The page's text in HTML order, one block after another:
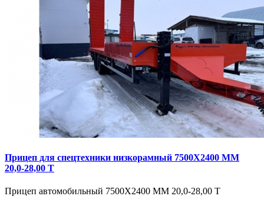
Прицеп для спецтехники низкорамный 7500Х2400 ММ
20,0-28,00 Т
Прицеп автомобильный 7500Х2400 ММ 20,0-28,00 Т